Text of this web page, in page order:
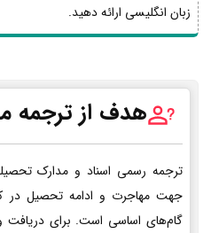
زبان انگلیسی ارائه دهید.
هدف از ترجمه
ترجمه رسمی اسناد و مدارک
جهت مهاجرت و ادامه تحصیل در
گام‌های اساسی است. برای دریافت